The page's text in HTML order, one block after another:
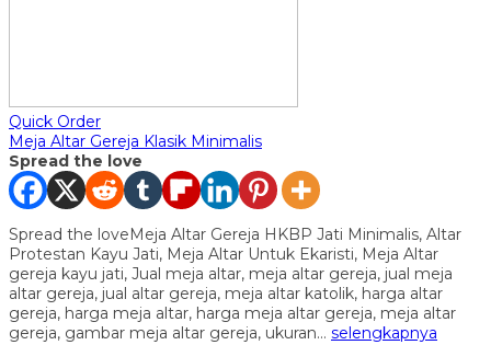
Quick Order
Meja Altar Gereja Klasik Minimalis
Spread the love
Spread the loveMeja Altar Gereja HKBP Jati Minimalis, Altar
Protestan Kayu Jati, Meja Altar Untuk Ekaristi, Meja Altar
gereja kayu jati, Jual meja altar, meja altar gereja, jual meja
altar gereja, jual altar gereja, meja altar katolik, harga altar
gereja, harga meja altar, harga meja altar gereja, meja altar
gereja, gambar meja altar gereja, ukuran… selengkapnya